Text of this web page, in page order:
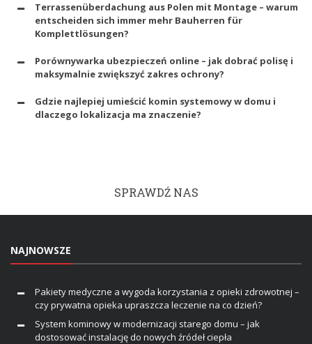
Terrassenüberdachung aus Polen mit Montage – warum
entscheiden sich immer mehr Bauherren für
Komplettlösungen?
Porównywarka ubezpieczeń online – jak dobrać polisę i
maksymalnie zwiększyć zakres ochrony?
Gdzie najlepiej umieścić komin systemowy w domu i
dlaczego lokalizacja ma znaczenie?
SPRAWDŹ NAS
NAJNOWSZE
Pakiety medyczne a wygoda korzystania z opieki zdrowotnej –
czy prywatna opieka upraszcza leczenie na co dzień?
System kominowy w modernizacji starego domu – jak
dostosować instalację do nowych źródeł ciepła